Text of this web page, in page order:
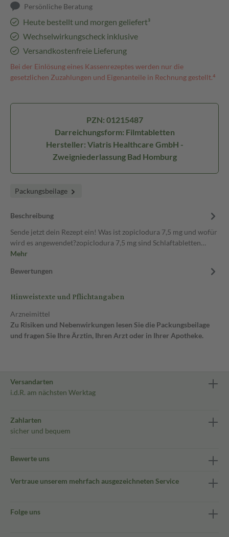
Persönliche Beratung
Heute bestellt und morgen geliefert³
Wechselwirkungscheck inklusive
Versandkostenfreie Lieferung
Bei der Einlösung eines Kassenrezeptes werden nur die
gesetzlichen Zuzahlungen und Eigenanteile in Rechnung gestellt.⁴
PZN: 01215487
Darreichungsform: Filmtabletten
Hersteller: Viatris Healthcare GmbH -
Zweigniederlassung Bad Homburg
Packungsbeilage
Beschreibung
Sende jetzt dein Rezept ein! Was ist zopiclodura 7,5 mg und wofür
wird es angewendet?zopiclodura 7,5 mg sind Schlaftabletten…
Mehr
Bewertungen
Hinweistexte und Pflichtangaben
Arzneimittel
Zu Risiken und Nebenwirkungen lesen Sie die Packungsbeilage
und fragen Sie Ihre Ärztin, Ihren Arzt oder in Ihrer Apotheke.
Versandarten
i.d.R. am nächsten Werktag
Zahlarten
sicher und bequem
Bewerte uns
Vertraue unserem mehrfach ausgezeichneten Service
Folge uns